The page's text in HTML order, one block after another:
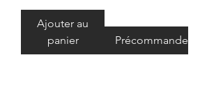
Ajouter au
panier
Précommander